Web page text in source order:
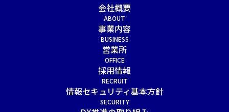
会社概要
ABOUT
事業内容
BUSINESS
営業所
OFFICE
採用情報
RECRUIT
情報セキュリティ基本方針
SECURITY